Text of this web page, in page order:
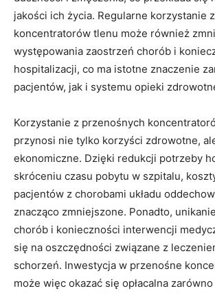
jakości ich‌ życia. ⁣Regularne korzystanie
koncentratorów tlenu ⁤może również
⁣występowania zaostrzeń chorób​ i
hospitalizacji, co ⁣ma istotne znaczenie
pacjentów, jak⁣ i ‍systemu opieki
Korzystanie z przenośnych
przynosi nie ‌tylko korzyści zdrowotne,
ekonomiczne. Dzięki redukcji potrzeby
skróceniu⁢ czasu ​pobytu⁤ w szpitalu,
pacjentów z‌ chorobami ‍układu
znacząco zmniejszone. ‍Ponadto,
chorób⁤ i konieczności interwencji‌
się na oszczędności związane ​z
schorzeń. Inwestycja w przenośne
może więc okazać ​się opłacalna⁢